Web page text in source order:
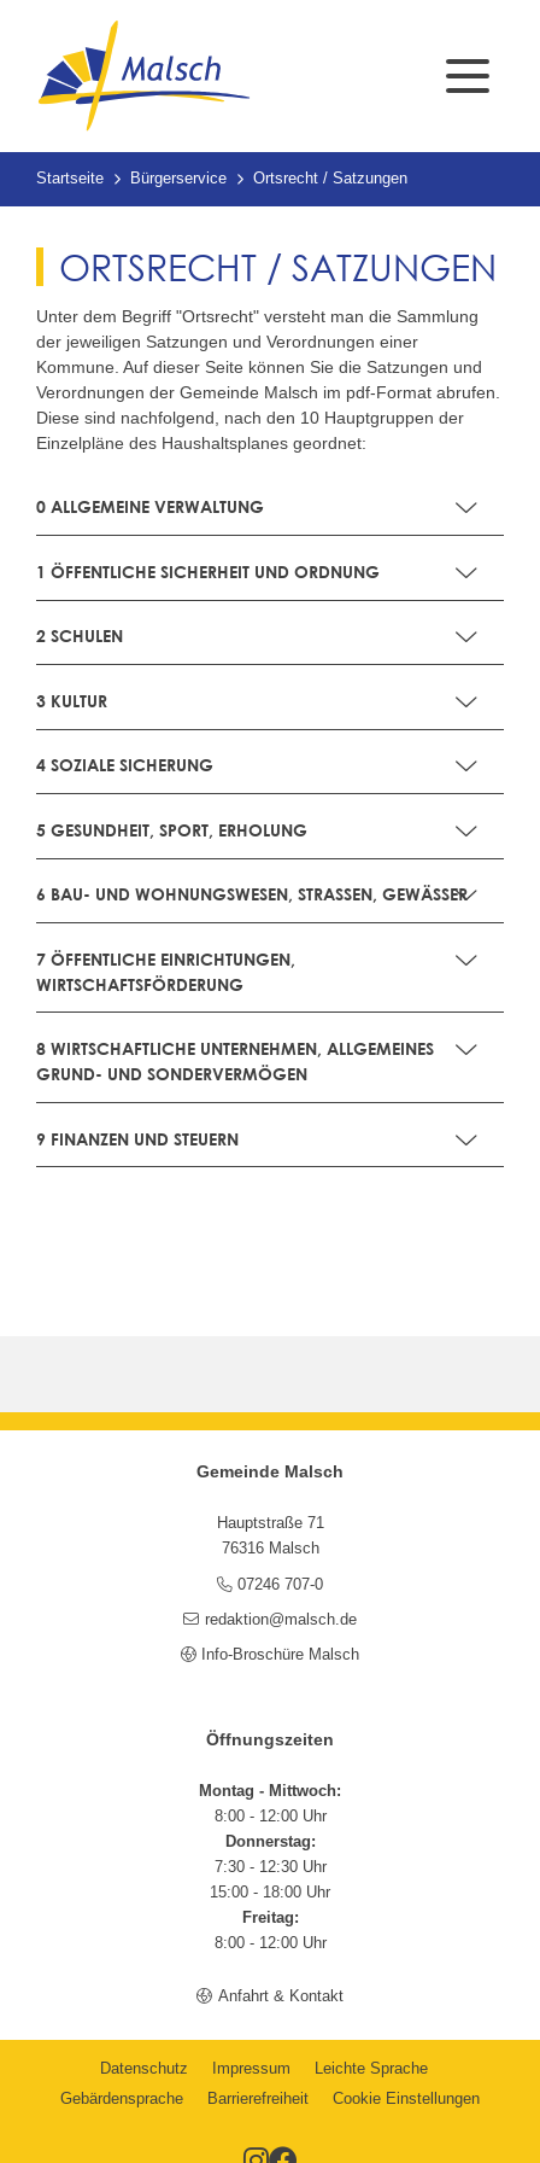
Startseite Bürgerservice Ortsrecht / Satzungen
ORTSRECHT / SATZUNGEN
Unter dem Begriff "Ortsrecht" versteht man die Sammlung
der jeweiligen Satzungen und Verordnungen einer
Kommune. Auf dieser Seite können Sie die Satzungen und
Verordnungen der Gemeinde Malsch im pdf-Format abrufen.
Diese sind nachfolgend, nach den 10 Hauptgruppen der
Einzelpläne des Haushaltsplanes geordnet:
0 ALLGEMEINE VERWALTUNG
1 ÖFFENTLICHE SICHERHEIT UND ORDNUNG
2 SCHULEN
3 KULTUR
4 SOZIALE SICHERUNG
5 GESUNDHEIT, SPORT, ERHOLUNG
6 BAU- UND WOHNUNGSWESEN, STRASSEN, GEWÄSSER
7 ÖFFENTLICHE EINRICHTUNGEN,
WIRTSCHAFTSFÖRDERUNG
8 WIRTSCHAFTLICHE UNTERNEHMEN, ALLGEMEINES
GRUND- UND SONDERVERMÖGEN
9 FINANZEN UND STEUERN
Gemeinde Malsch
Hauptstraße 71
76316 Malsch
07246 707-0
redaktion@malsch.de
Info-Broschüre Malsch
Öffnungszeiten
Montag - Mittwoch:
8:00 - 12:00 Uhr
Donnerstag:
7:30 - 12:30 Uhr
15:00 - 18:00 Uhr
Freitag:
8:00 - 12:00 Uhr
Anfahrt & Kontakt
Datenschutz Impressum
Leichte Sprache
Gebärdensprache
Barrierefreiheit Cookie Einstellungen